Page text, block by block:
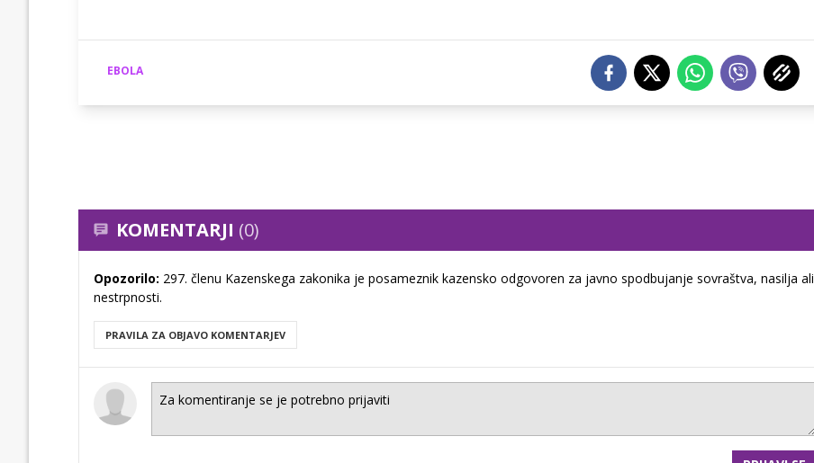
EBOLA
KOMENTARJI (0)
Opozorilo: 297. členu Kazenskega zakonika je posameznik kazensko odgovoren za javno spodbujanje sovraštva, nasilja ali
nestrpnosti.
PRAVILA ZA OBJAVO KOMENTARJEV